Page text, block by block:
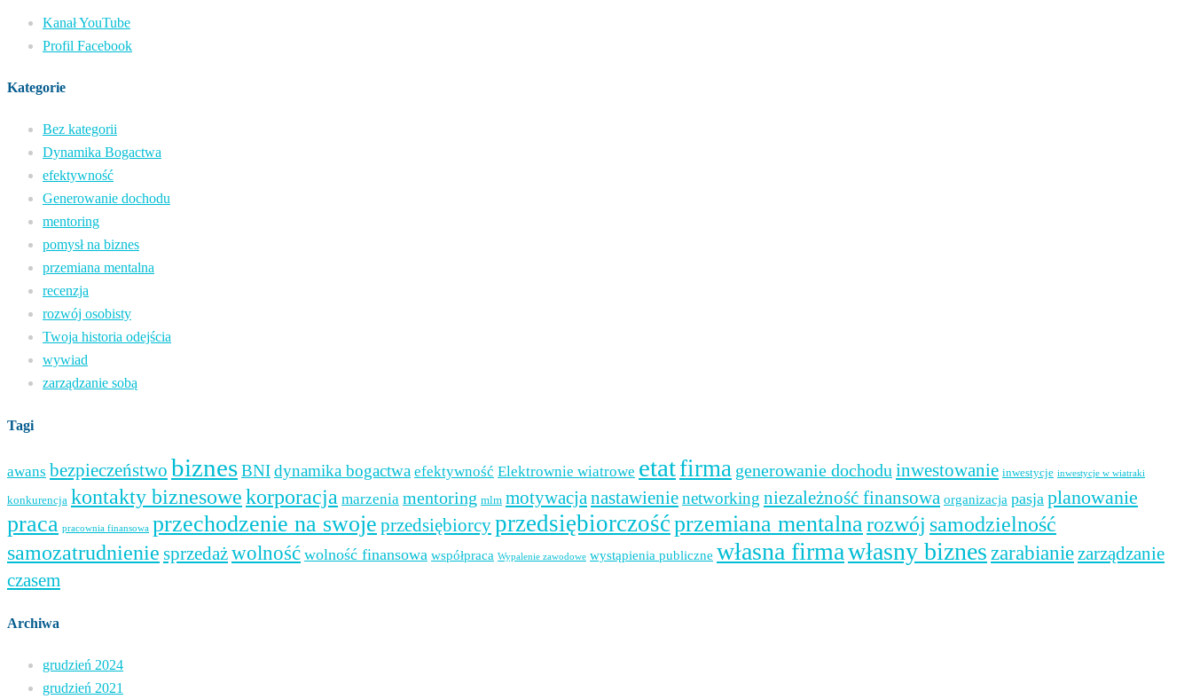
Kanał YouTube
Profil Facebook
Kategorie
Bez kategorii
Dynamika Bogactwa
efektywność
Generowanie dochodu
mentoring
pomysł na biznes
przemiana mentalna
recenzja
rozwój osobisty
Twoja historia odejścia
wywiad
zarządzanie sobą
Tagi
awans bezpieczeństwo biznesBNIdynamika bogactwa efektywność Elektrownie wiatrowe etatfirma generowanie dochodu inwestowanie inwestycje inwestycje w wiatraki
konkurencja kontakty biznesowekorporacja marzenia mentoring mlm motywacja nastawienienetworking niezależność finansowa organizacja pasja planowanie
praca pracownia finansowa przechodzenie na swoje przedsiębiorcyprzedsiębiorczośćprzemiana mentalnarozwój samodzielność
samozatrudnienie sprzedażwolność wolność finansowa współpraca Wypalenie zawodowe wystąpienia publiczne własna firmawłasny biznes zarabianie zarządzanie
czasem
Archiwa
grudzień 2024
grudzień 2021